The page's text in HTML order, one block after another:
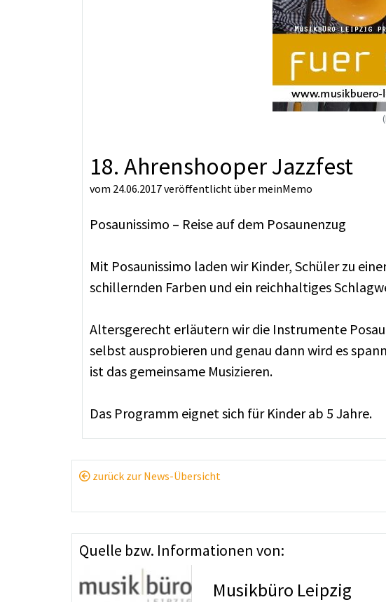
18. Ahrenshooper Jazzfest
vom 24.06.2017veröffentlicht über meinMemo
Posaunissimo – Reise auf dem Posaunenzug
Mit Posaunissimo laden wir Kinder, Schüler zu
schillernden Farben und ein reichhaltiges
Altersgerecht erläutern wir die Instrumente
selbst ausprobieren und genau dann wird es
ist das gemeinsame Musizieren.
Das Programm eignet sich für Kinder ab 5 Jahre.
zurück zur News-Übersicht
Quelle bzw. Informationen von:
Musikbüro Leipzig